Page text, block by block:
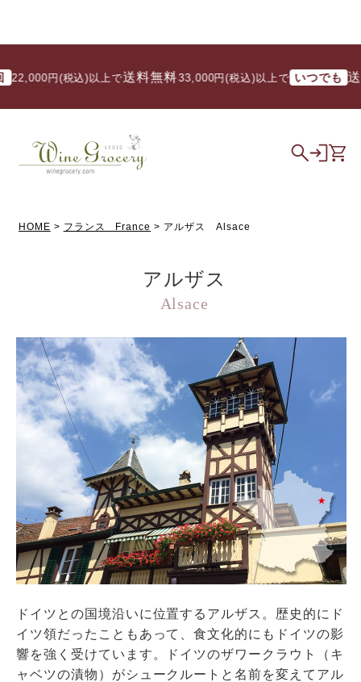
税込)以上で送料無料/ 33,000円(税込)以上で いつでも 送料無料
HOME フランス France アルザス Alsace
アルザス
Alsace
ドイツとの国境沿いに位置するアルザス。歴史的にド
イツ領だったこともあって、食文化的にもドイツの影
響を強く受けています。ドイツのザワークラウト（キ
ャベツの漬物）がシュークルートと名前を変えてアル